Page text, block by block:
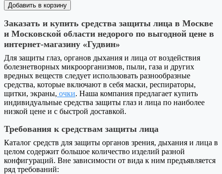
Добавить в корзину
Заказать и купить средства защиты лица в Москве
и Московской области недорого по выгодной цене в
интернет-магазину «Гудвин»
Для защиты глаз, органов дыхания и лица от воздействия
болезнетворных микроорганизмов, пыли, газа и других
вредных веществ следует использовать разнообразные
средства, которые включают в себя маски, респираторы,
щитки, экраны, очки. Наша компания предлагает купить
индивидуальные средства защиты глаз и лица по наиболее
низкой цене и с быстрой доставкой.
Требования к средствам защиты лица
Каталог средств для защиты органов зрения, дыхания и лица в
целом содержит большое количество изделий разной
конфигураций. Вне зависимости от вида к ним предъявляется
ряд требований: